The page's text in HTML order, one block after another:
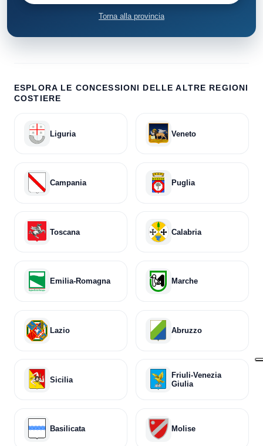
Torna alla provincia
ESPLORA LE CONCESSIONI DELLE ALTRE REGIONI
COSTIERE
Liguria Veneto
Campania Puglia
Toscana Calabria
Emilia-Romagna Marche
Lazio Abruzzo
Sicilia
Friuli-Venezia
Giulia
Basilicata Molise